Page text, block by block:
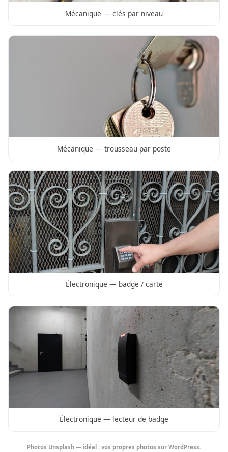
Mécanique — clés par niveau
Mécanique — trousseau par poste
Électronique — badge / carte
Électronique — lecteur de badge
Photos Unsplash — idéal : vos propres photos sur WordPress.